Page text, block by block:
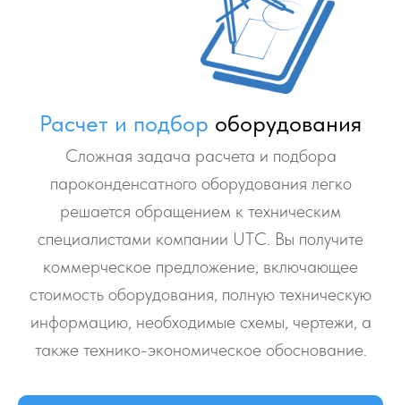
Расчет и подбор оборудования
Сложная задача расчета и подбора
пароконденсатного оборудования легко
решается обращением к техническим
специалистами компании UТС. Вы получите
коммерческое предложение, включающее
стоимость оборудования, полную техническую
информацию, необходимые схемы, чертежи, а
также технико-экономическое обоснование.